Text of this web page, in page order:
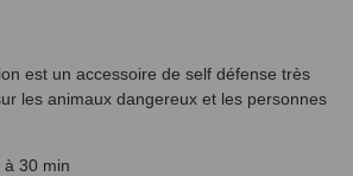
est un accessoire de self défense très
les animaux dangereux et les personnes
30 min